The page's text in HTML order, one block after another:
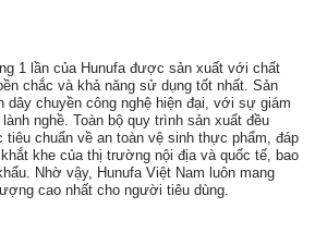
1 lần của Hunufa được sản xuất với chất
chắc và khả năng sử dụng tốt nhất. Sản
dây chuyền công nghệ hiện đại, với sự giám
nghề. Toàn bộ quy trình sản xuất đều
tiêu chuẩn về an toàn vệ sinh thực phẩm, đáp
khe của thị trường nội địa và quốc tế, bao
Nhờ vậy, Hunufa Việt Nam luôn mang
cao nhất cho người tiêu dùng.